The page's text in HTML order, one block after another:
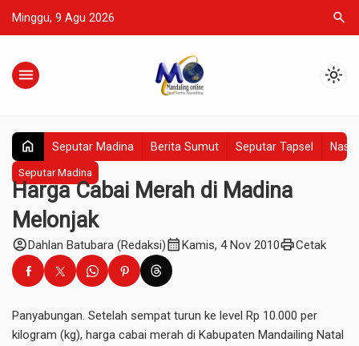
Minggu, 9 Agu 2026 search
menu light_mode
home Seputar Madina Berita Sumut Seputar Tapsel
Seputar Madina
Harga Cabai Merah di Madina
Melonjak
account_circleDahlan Batubara (Redaksi)calendar_monthKamis, 4 Nov 2010printCetak
Panyabungan. Setelah sempat turun ke level Rp 10.000 per
kilogram (kg), harga cabai merah di Kabupaten Mandailing Natal